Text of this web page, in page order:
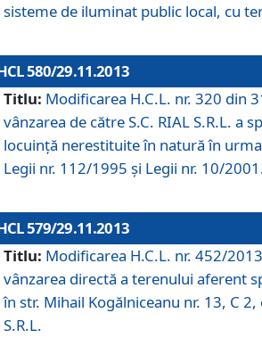
sisteme de iluminat public local, cu
580/29.11.2013
Titlu: Modificarea H.C.L. nr. 320 din
vânzarea de către S.C. RIAL S.R.L. a
locuinţă nerestituite în natură în
Legii nr. 112/1995 şi Legii nr. 10/
579/29.11.2013
Titlu: Modificarea H.C.L. nr. 452/
vânzarea directă a terenului aferent
în str. Mihail Kogălniceanu nr. 13, C 2,
S.R.L.